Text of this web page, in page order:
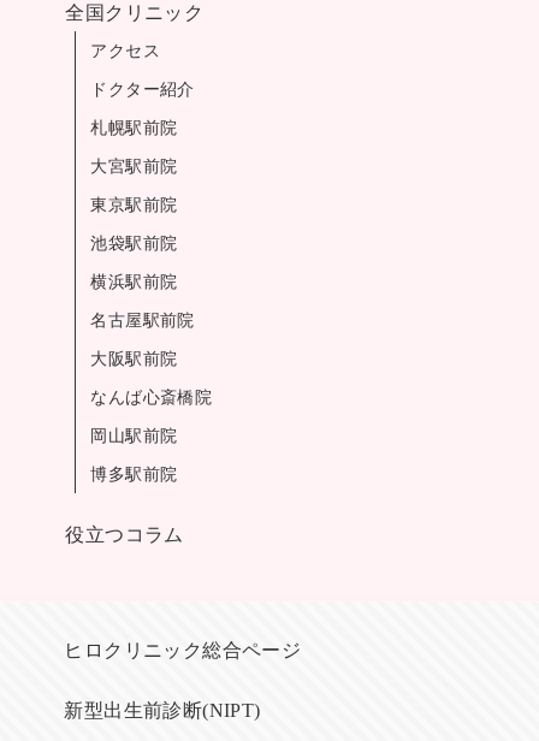
全国クリニック
アクセス
ドクター紹介
札幌駅前院
大宮駅前院
東京駅前院
池袋駅前院
横浜駅前院
名古屋駅前院
大阪駅前院
なんば心斎橋院
岡山駅前院
博多駅前院
役立つコラム
ヒロクリニック総合ページ
新型出生前診断(NIPT)